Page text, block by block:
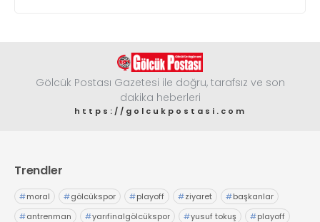
Gölcük Postası Gazetesi ile doğru, tarafsız ve son
dakika heberleri
https://golcukpostasi.com
Trendler
#moral #gölcükspor #playoff #ziyaret #başkanlar
#antrenman #yarıfinalgölcükspor #yusuf tokuş #playoff